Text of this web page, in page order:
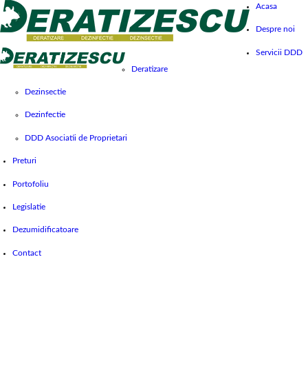
Acasa
Despre noi
Servicii DDD
Deratizare
Dezinsectie
Dezinfectie
DDD Asociatii de Proprietari
Preturi
Portofoliu
Legislatie
Dezumidificatoare
Contact